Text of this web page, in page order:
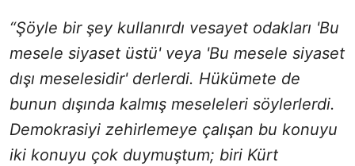
“Şöyle bir şey kullanırdı vesayet odakları 'Bu
mesele siyaset üstü' veya 'Bu mesele siyaset
dışı meselesidir' derlerdi. Hükümete de
bunun dışında kalmış meseleleri söylerlerdi.
Demokrasiyi zehirlemeye çalışan bu konuyu
iki konuyu çok duymuştum; biri Kürt